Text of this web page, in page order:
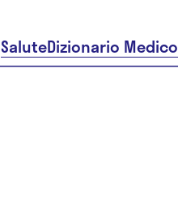
SaluteDizionario Medico